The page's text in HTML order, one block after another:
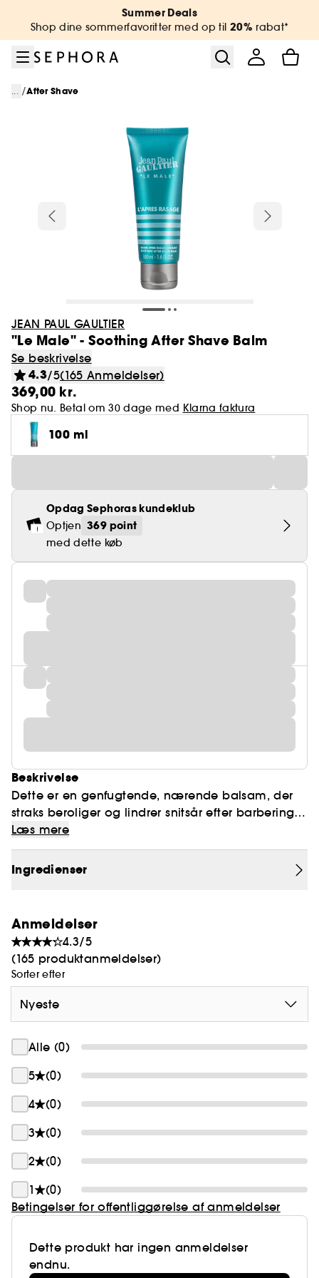
Gå til hovedindholdSummer Deals
Shop dine sommerfavoritter med op til 20% rabat*
... /After Shave
JEAN PAUL GAULTIER
"Le Male" - Soothing After Shave Balm
Se beskrivelse
4.3/5(165 Anmeldelser)
369,00 kr.
Shop nu. Betal om 30 dage med Klarna faktura
100 ml
Opdag Sephoras kundeklub
Optjen 369 point
med dette køb
Beskrivelse
Dette er en genfugtende, nærende balsam, der
straks beroliger og lindrer snitsår efter barbering.
Huden føles blød og glat og let duftende af
duften fra Le Male. Pebermynteekstraktet er tilsat
for at give en ekstra friskhed.
Læs mere
Ingredienser
Anmeldelser
4.3/5
(165 produktanmeldelser)
Sorter efter
Nyeste
Alle (0)
5
(0)
4
(0)
3
(0)
2
(0)
1
(0)
Betingelser for offentliggørelse af anmeldelser
Dette produkt har ingen anmeldelser
endnu.